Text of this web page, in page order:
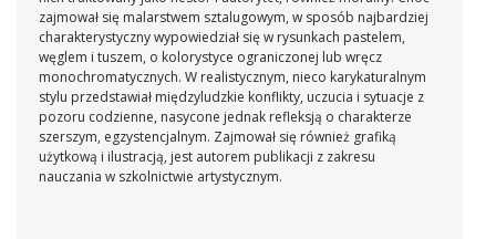
zajmował się malarstwem sztalugowym, w sposób najbardziej
charakterystyczny wypowiedział się w rysunkach pastelem,
węglem i tuszem, o kolorystyce ograniczonej lub wręcz
monochromatycznych. W realistycznym, nieco karykaturalnym
stylu przedstawiał międzyludzkie konflikty, uczucia i sytuacje z
pozoru codzienne, nasycone jednak refleksją o charakterze
szerszym, egzystencjalnym. Zajmował się również grafiką
użytkową i ilustracją, jest autorem publikacji z zakresu
nauczania w szkolnictwie artystycznym.